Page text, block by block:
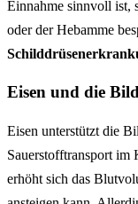
Einnahme sinnvoll ist,
oder der Hebamme
Eisen und die
Eisen unterstützt die
Sauerstofftransport im
erhöht sich das